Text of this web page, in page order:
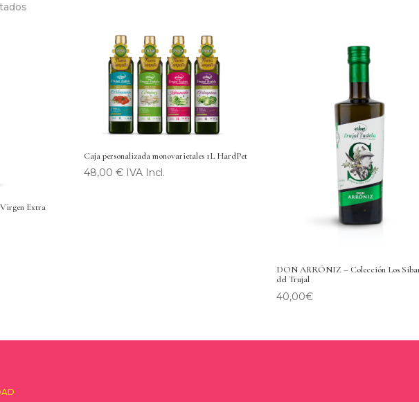
Extra
Caja personalizada monovarietales 1L HardPet
48,00 € IVA Incl.
DON ARRÓNIZ – Colección Los
del Trujal
40,00€